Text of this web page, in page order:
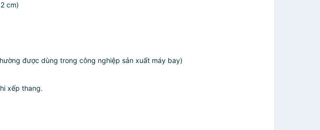
cm)
được dùng trong công nghiệp sản xuất máy bay)
xếp thang.